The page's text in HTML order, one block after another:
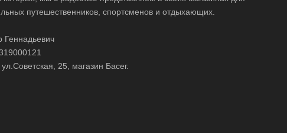
путешественников, спортсменов и отдыхающих.
Геннадьевич
25, магазин Басег.